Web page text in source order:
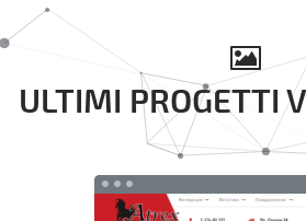
ULTIMI PROGETTI